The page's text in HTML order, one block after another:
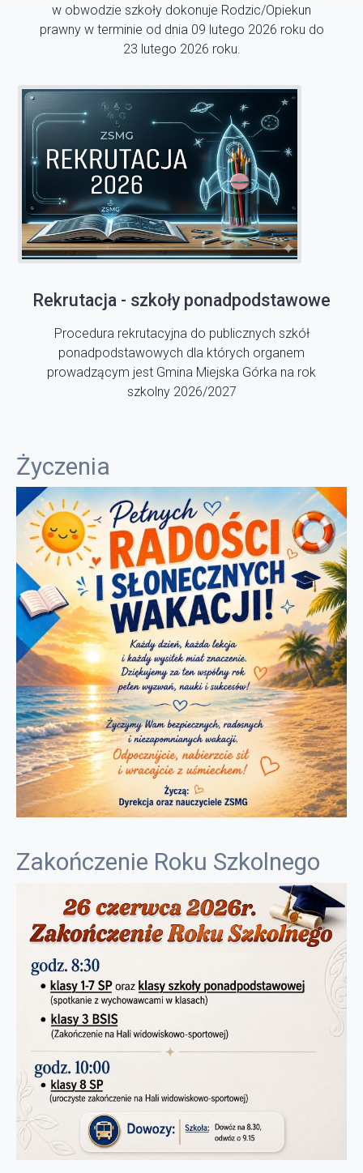
w obwodzie szkoły dokonuje Rodzic/Opiekun
prawny w terminie od dnia 09 lutego 2026 roku do
23 lutego 2026 roku.
Rekrutacja - szkoły ponadpodstawowe
Procedura rekrutacyjna do publicznych szkół
ponadpodstawowych dla których organem
prowadzącym jest Gmina Miejska Górka na rok
szkolny 2026/2027
Życzenia
Zakończenie Roku Szkolnego